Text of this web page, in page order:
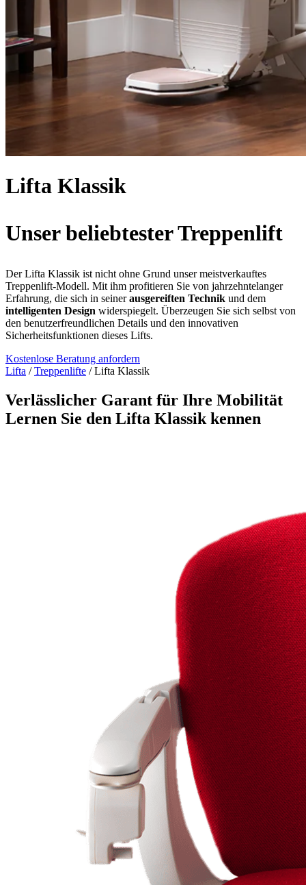
Lifta Klassik
Unser beliebtester Treppenlift
Der Lifta Klassik ist nicht ohne Grund unser meistverkauftes
Treppenlift-Modell. Mit ihm profitieren Sie von jahrzehntelanger
Erfahrung, die sich in seinerausgereiften Technik und dem
intelligenten Design widerspiegelt. Überzeugen Sie sich selbst von
den benutzerfreundlichen Details und den innovativen
Sicherheitsfunktionen dieses Lifts.
Kostenlose Beratung anfordern
Lifta / Treppenlifte / Lifta Klassik
Verlässlicher Garant für Ihre Mobilität
Lernen Sie den Lifta Klassik kennen